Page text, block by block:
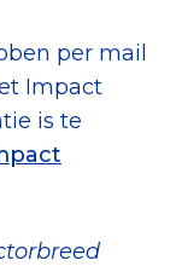
per mail
Impact
is te